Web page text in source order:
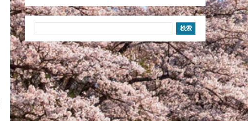
索
検索